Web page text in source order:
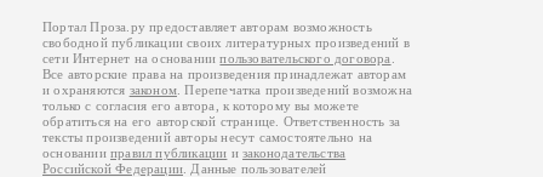
Портал Проза.ру предоставляет авторам возможность
свободной публикации своих литературных произведений в
сети Интернет на основаниипользовательского договора
Все авторские права на произведения принадлежат авторам
и охраняются законом . Перепечатка произведений возможна
только с согласия его автора, к которому вы можете
обратиться на его авторской странице. Ответственность за
тексты произведений авторы несут самостоятельно на
основанииправил публикации изаконодательства
Российской Федерации . Данные пользователей